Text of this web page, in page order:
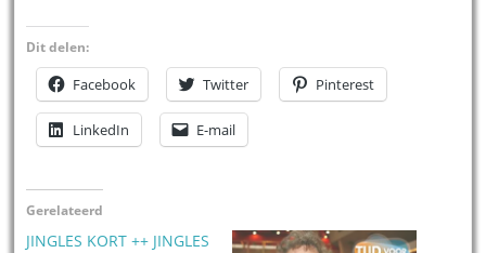
Dit delen:
Facebook Twitter Pinterest
LinkedIn E-mail
Gerelateerd
JINGLES KORT ++ JINGLES